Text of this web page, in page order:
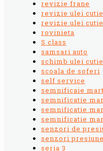
revizie frane
revizie ulei cutie
revizie ulei cutie
rovinieta
S class
samsari auto
schimb ulei
scoala de soferi
self service
semnificaie
semnificatie
semnificatie
semnificatie
senzori de
senzori
seria 3